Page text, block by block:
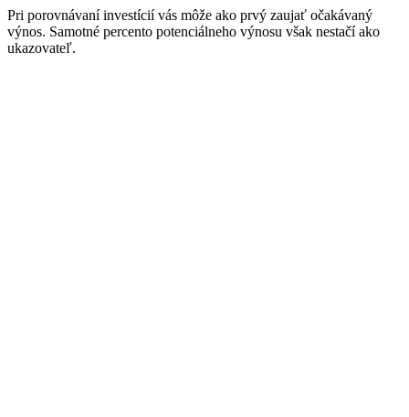
Pri porovnávaní investícií vás môže ako prvý zaujať očakávaný
výnos. Samotné percento potenciálneho výnosu však nestačí ako
ukazovateľ.